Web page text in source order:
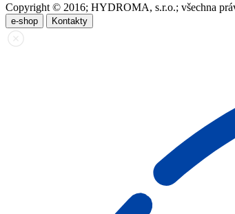
Copyright © 2016; HYDROMA, s.r.o.; všechna
e-shop Kontakty